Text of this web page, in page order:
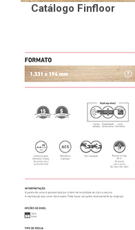
Catálogo Finfloor